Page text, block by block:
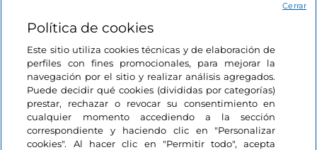
Le puede interesar
Bienestar y relax
Me gusta
Emilia-Romaña, el
patrimonio de los
balnearios históricos
Política de cookies
Este sitio utiliza cookies técnicas y de elaboración de
perfiles con fines promocionales, para mejorar la
navegación por el sitio y realizar análisis agregados.
Puede decidir qué cookies (divididas por categorías)
prestar, rechazar o revocar su consentimiento en
cualquier momento accediendo a la sección
correspondiente y haciendo clic en "Personalizar
cookies". Al hacer clic en "Permitir todo", acepta
Cerrar